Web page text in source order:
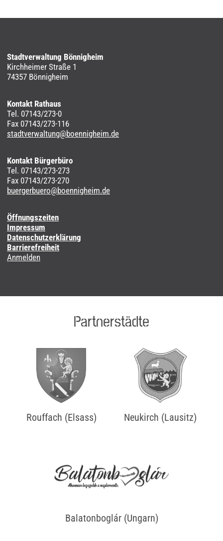
Stadtverwaltung Bönnigheim
Kirchheimer Straße 1
74357 Bönnigheim
Kontakt Rathaus
Tel. 07143/273-0
Fax 07143/273-116
stadtverwaltung@boennigheim.de
Kontakt Bürgerbüro
Tel. 07143/273-273
Fax 07143/273-270
buergerbuero@boennigheim.de
Öffnungszeiten
Impressum
Datenschutzerklärung
Barrierefreiheit
Anmelden
Partnerstädte
Rouffach (Elsass) Neukirch (Lausitz)
Balatonboglár (Ungarn)